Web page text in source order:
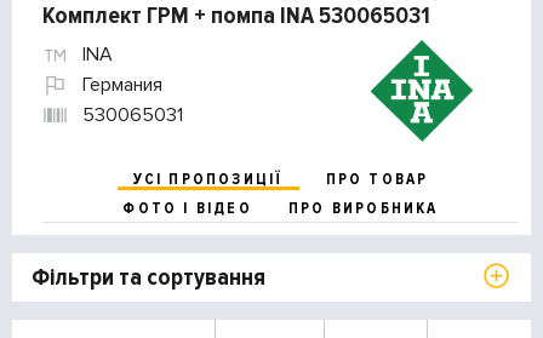
Комплект ГРМ + помпа INA 530065031
INA
Германия
530065031
УСІ ПРОПОЗИЦІЇ
ПРО ТОВАР
ФОТО І ВІДЕО
ПРО ВИРОБНИКА
Фільтри та сортування